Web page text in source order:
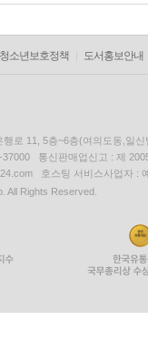
청소년보호정책 도서홍보안내
행로 11, 5층~6층(여의도동,일신
37000 통신판매업신고 : 제
호스팅 서비스사업자 :
All Rights Reserved.